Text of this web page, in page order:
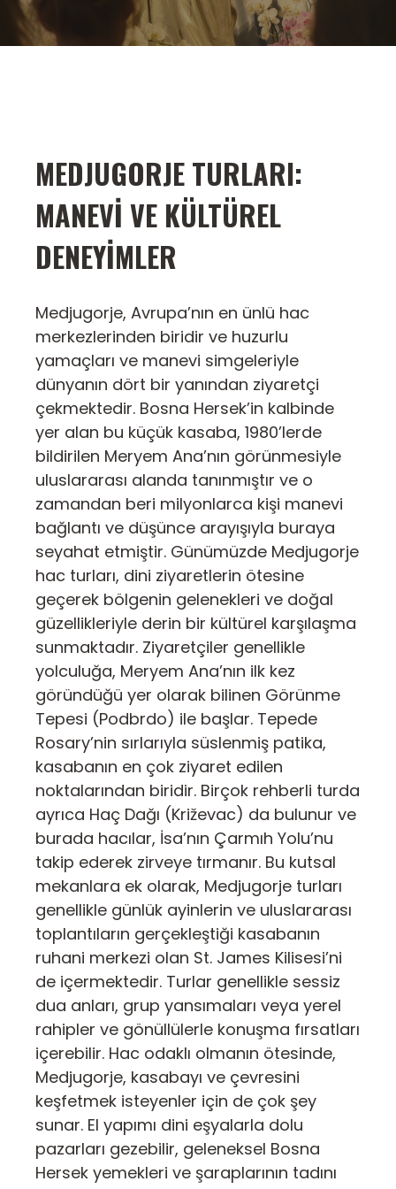
MEDJUGORJE TURLARI:
MANEVI VE KÜLTÜREL
DENEYIMLER
Medjugorje, Avrupa’nın en ünlü hac
merkezlerinden biridir ve huzurlu
yamaçları ve manevi simgeleriyle
dünyanın dört bir yanından ziyaretçi
çekmektedir. Bosna Hersek’in kalbinde
yer alan bu küçük kasaba, 1980’lerde
bildirilen Meryem Ana’nın görünmesiyle
uluslararası alanda tanınmıştır ve o
zamandan beri milyonlarca kişi manevi
bağlantı ve düşünce arayışıyla buraya
seyahat etmiştir. Günümüzde Medjugorje
hac turları, dini ziyaretlerin ötesine
geçerek bölgenin gelenekleri ve doğal
güzellikleriyle derin bir kültürel karşılaşma
sunmaktadır. Ziyaretçiler genellikle
yolculuğa, Meryem Ana’nın ilk kez
göründüğü yer olarak bilinen Görünme
Tepesi (Podbrdo) ile başlar. Tepede
Rosary’nin sırlarıyla süslenmiş patika,
kasabanın en çok ziyaret edilen
noktalarından biridir. Birçok rehberli turda
ayrıca Haç Dağı (Križevac) da bulunur ve
burada hacılar, İsa’nın Çarmıh Yolu’nu
takip ederek zirveye tırmanır. Bu kutsal
mekanlara ek olarak, Medjugorje turları
genellikle günlük ayinlerin ve uluslararası
toplantıların gerçekleştiği kasabanın
ruhani merkezi olan St. James Kilisesi’ni
de içermektedir. Turlar genellikle sessiz
dua anları, grup yansımaları veya yerel
rahipler ve gönüllülerle konuşma fırsatları
içerebilir. Hac odaklı olmanın ötesinde,
Medjugorje, kasabayı ve çevresini
keşfetmek isteyenler için de çok şey
sunar. El yapımı dini eşyalarla dolu
pazarları gezebilir, geleneksel Bosna
Hersek yemekleri ve şaraplarının tadını